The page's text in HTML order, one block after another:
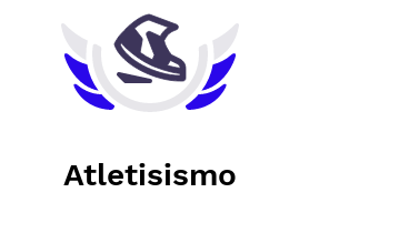
Atletisismo